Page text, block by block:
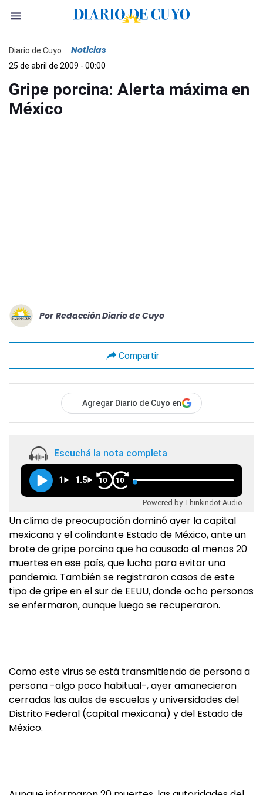
Diario de Cuyo Noticias
25 de abril de 2009 - 00:00
Gripe porcina: Alerta máxima en
México
Por Redacción Diario de Cuyo
Compartir
Agregar Diario de Cuyo en
Escuchá la nota completa
1 1.5 10 10
Powered by Thinkindot Audio
Un clima de preocupación dominó ayer la capital
mexicana y el colindante Estado de México, ante un
brote de gripe porcina que ha causado al menos 20
muertes en ese país, que lucha para evitar una
pandemia. También se registraron casos de este
tipo de gripe en el sur de EEUU, donde ocho personas
se enfermaron, aunque luego se recuperaron.
Como este virus se está transmitiendo de persona a
persona -algo poco habitual-, ayer amanecieron
cerradas las aulas de escuelas y universidades del
Distrito Federal (capital mexicana) y del Estado de
México.